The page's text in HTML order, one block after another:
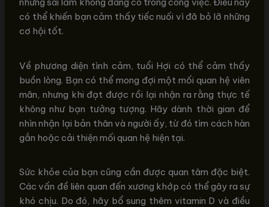
những sai lầm không đáng có trong công việc. Điều này
có thể khiến bạn cảm thấy tiếc nuối vì đã bỏ lỡ những
cơ hội tốt.
Về phương diện tình cảm, tuổi Hợi có thể cảm thấy
buồn lòng. Bạn có thể mong đợi một mối quan hệ viên
mãn, nhưng khi đạt được rồi lại nhận ra rằng thực tế
không như bạn tưởng tượng. Hãy dành thời gian để
nhìn nhận lại bản thân và người ấy, từ đó tìm cách hàn
gắn hoặc cải thiện mối quan hệ hiện tại.
Sức khỏe của bạn cũng cần được quan tâm đặc biệt.
Các vấn đề liên quan đến xương khớp có thể gây ra sự
khó chịu. Do đó, hãy bổ sung thêm vitamin D và điều